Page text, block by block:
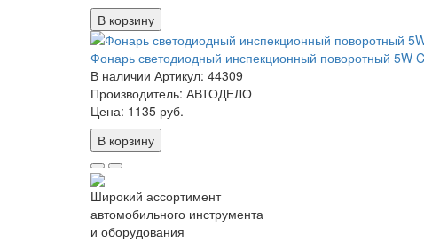
В корзину
Фонарь светодиодный инспекционный поворотный 5W
В наличии Артикул: 44309
Производитель: АВТОДЕЛО
Цена: 1135 руб.
В корзину
Широкий ассортимент
автомобильного инструмента
и оборудования